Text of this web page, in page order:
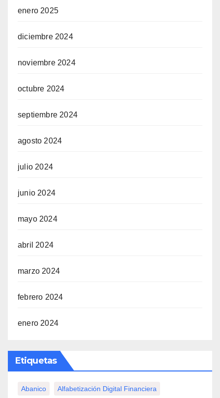
enero 2025
diciembre 2024
noviembre 2024
octubre 2024
septiembre 2024
agosto 2024
julio 2024
junio 2024
mayo 2024
abril 2024
marzo 2024
febrero 2024
enero 2024
Etiquetas
Abanico Alfabetización Digital Financiera